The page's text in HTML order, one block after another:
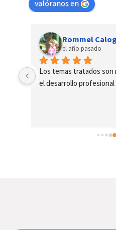
valóranos en
Rommel
el año pasado
Los temas tratados son
el desarrollo profesional